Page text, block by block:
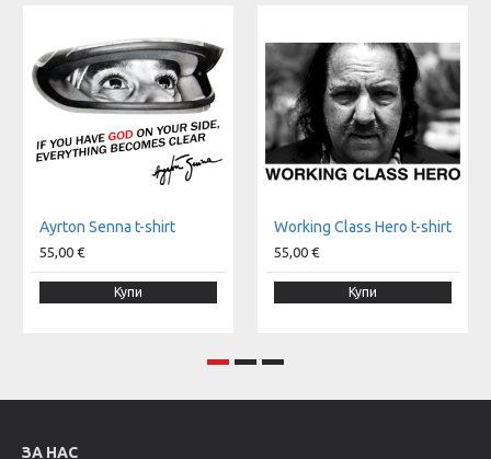
Аyrton Senna t-shirt
55,00 €
Купи
Working Class Hero t-shirt
55,00 €
Купи
ЗА НАС